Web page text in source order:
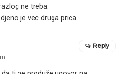
ne treba.
je vec druga prica.
Reply